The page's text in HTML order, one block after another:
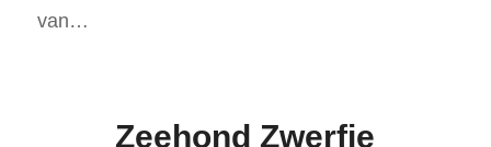
van…
Zeehond Zwerfie